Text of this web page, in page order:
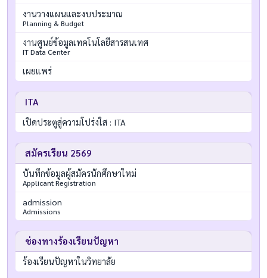
งานวางแผนและงบประมาณ
Planning & Budget
งานศูนย์ข้อมูลเทคโนโลยีสารสนเทศ
IT Data Center
เผยแพร่
ITA
เปิดประตูสู่ความโปร่งใส : ITA
สมัครเรียน 2569
บันทึกข้อมูลผู้สมัครนักศึกษาใหม่
Applicant Registration
admission
Admissions
ช่องทางร้องเรียนปัญหา
ร้องเรียนปัญหาในวิทยาลัย